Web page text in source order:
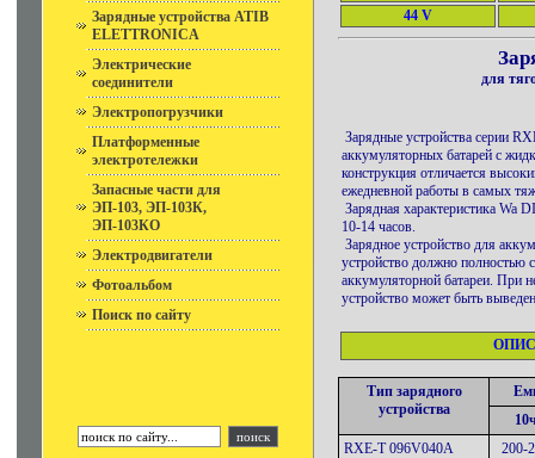
Зарядные устройства ATIB
ELETTRONICA
Электрические
соединители
Электропогрузчики
Платформенные
электротележки
Запасные части для
ЭП-103, ЭП-103К,
ЭП-103КО
Электродвигатели
Фотоальбом
Поиск по сайту
44 V
для
Зарядные устройства серии
аккумуляторных батарей с
конструкция отличается
ежедневной работы в самых
Зарядная характеристика Wa
10-14 часов.
Зарядное устройство для
устройство должно полностью
аккумуляторной батареи. При
устройство может быть
Тип зарядного
устройства
RXE-Т 096V040A
200-